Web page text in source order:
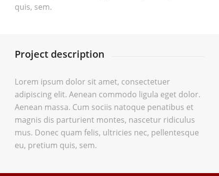
quis, sem.
Project description
Lorem ipsum dolor sit amet, consectetuer
adipiscing elit. Aenean commodo ligula eget dolor.
Aenean massa. Cum sociis natoque penatibus et
magnis dis parturient montes, nascetur ridiculus
mus. Donec quam felis, ultricies nec, pellentesque
eu, pretium quis, sem.